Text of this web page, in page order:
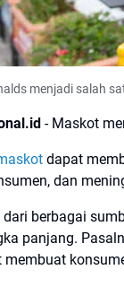
menjadi salah
- Maskot
dapat
dan
berbagai
panjang.
membuat